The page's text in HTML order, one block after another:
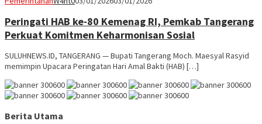
Peringati HAB ke-80 Kemenag RI, Pemkab Tangerang
Perkuat Komitmen Keharmonisan Sosial
SULUHNEWS.ID, TANGERANG — Bupati Tangerang Moch. Maesyal Rasyid
memimpin Upacara Peringatan Hari Amal Bakti (HAB) […]
Berita Utama